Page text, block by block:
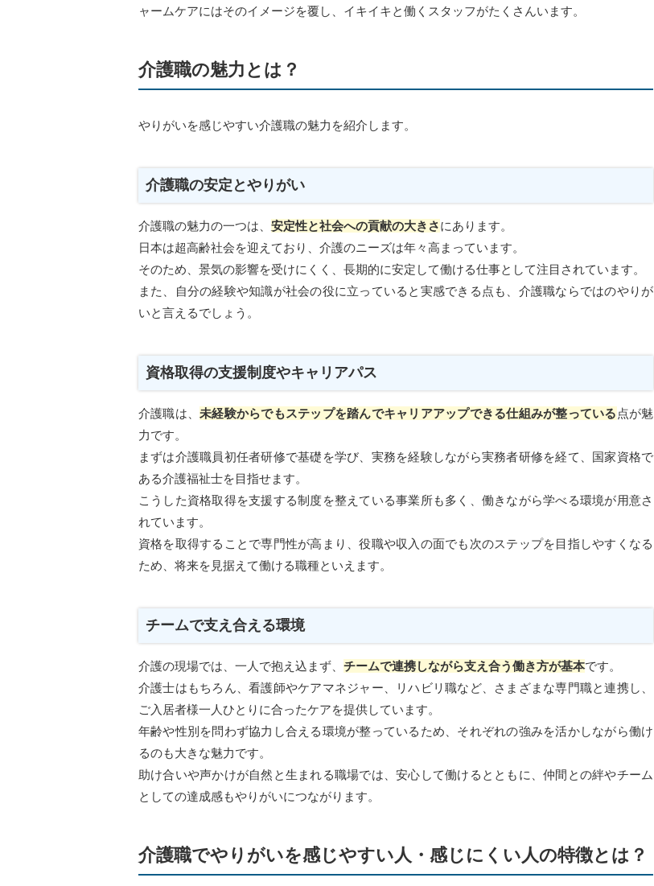
ャームケアにはそのイメージを覆し、イキイキと働くスタッフがたくさんいます。
介護職の魅力とは？
やりがいを感じやすい介護職の魅力を紹介します。
介護職の安定とやりがい
介護職の魅力の一つは、 安定性と社会への貢献の大きさにあります。
日本は超高齢社会を迎えており、介護のニーズは年々高まっています。
そのため、景気の影響を受けにくく、長期的に安定して働ける仕事として注目されています。
また、自分の経験や知識が社会の役に立っていると実感できる点も、介護職ならではのやりが
いと言えるでしょう。
資格取得の支援制度やキャリアパス
介護職は、未経験からでもステップを踏んでキャリアアップできる仕組みが整っている 点が魅
力です。
まずは介護職員初任者研修で基礎を学び、実務を経験しながら実務者研修を経て、国家資格で
ある介護福祉士を目指せます。
こうした資格取得を支援する制度を整えている事業所も多く、働きながら学べる環境が用意さ
れています。
資格を取得することで専門性が高まり、役職や収入の面でも次のステップを目指しやすくなる
ため、将来を見据えて働ける職種といえます。
チームで支え合える環境
介護の現場では、一人で抱え込まず、 チームで連携しながら支え合う働き方が基本です。
介護士はもちろん、看護師やケアマネジャー、リハビリ職など、さまざまな専門職と連携し、
ご入居者様一人ひとりに合ったケアを提供しています。
年齢や性別を問わず協力し合える環境が整っているため、それぞれの強みを活かしながら働け
るのも大きな魅力です。
助け合いや声かけが自然と生まれる職場では、安心して働けるとともに、仲間との絆やチーム
としての達成感もやりがいにつながります。
介護職でやりがいを感じやすい人・感じにくい人の特徴とは？